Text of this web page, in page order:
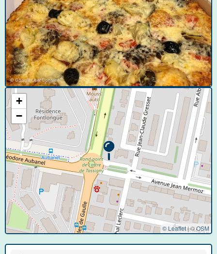
© Google User Content
+
−
© Leaflet|©OSM